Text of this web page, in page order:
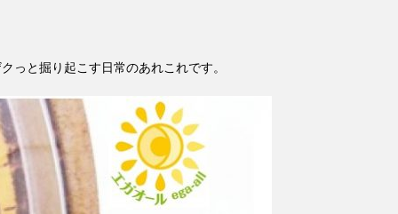
と掘り起こす日常のあれこれです。